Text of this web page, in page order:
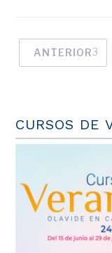
ANTERIOR
1 … 3
CURSOS DE